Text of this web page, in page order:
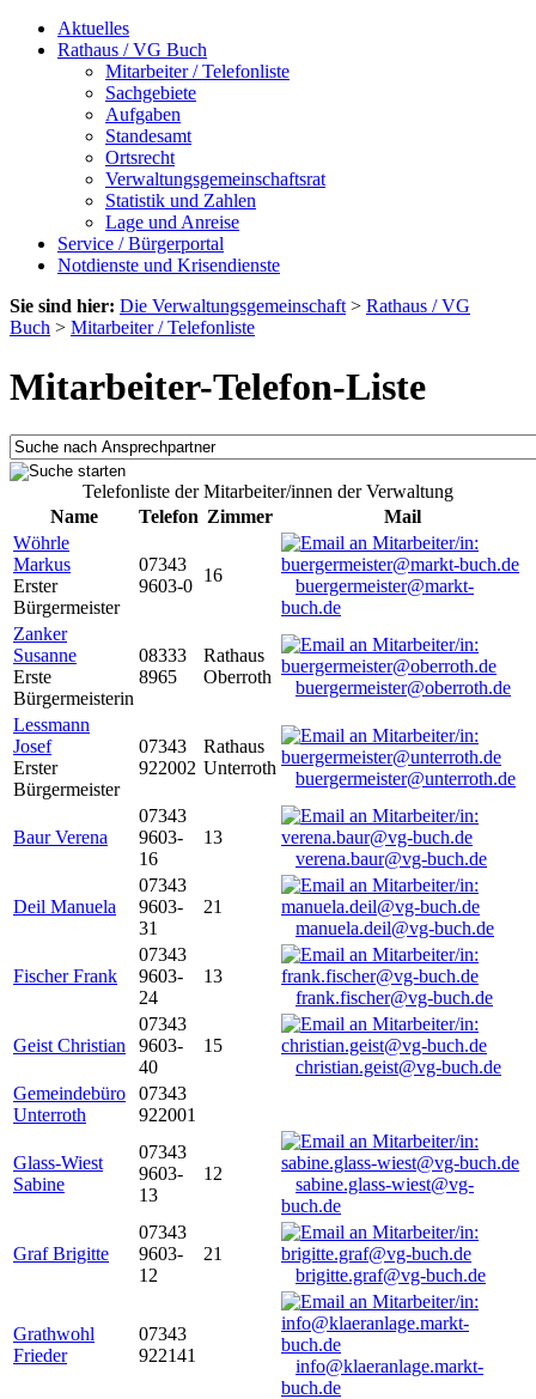
Aktuelles
Rathaus / VG Buch
Mitarbeiter / Telefonliste
Sachgebiete
Aufgaben
Standesamt
Ortsrecht
Verwaltungsgemeinschaftsrat
Statistik und Zahlen
Lage und Anreise
Service / Bürgerportal
Notdienste und Krisendienste
Sie sind hier: Die Verwaltungsgemeinschaft > Rathaus / VG
Buch > Mitarbeiter / Telefonliste
Mitarbeiter-Telefon-Liste
Telefonliste der Mitarbeiter/innen der Verwaltung
Name
Telefon Zimmer
Mail
Wöhrle
Markus
Erster
Bürgermeister
07343
9603-0
16
buergermeister@markt-
buch.de
Zanker
Susanne
Erste
Bürgermeisterin
08333
8965
Rathaus
Oberroth
buergermeister@oberroth.de
Lessmann
Josef
Erster
Bürgermeister
07343
922002
Rathaus
Unterroth
buergermeister@unterroth.de
Baur Verena
07343
9603-
16
13
verena.baur@vg-buch.de
Deil Manuela
07343
9603-
31
21
manuela.deil@vg-buch.de
Fischer Frank
07343
9603-
24
13
frank.fischer@vg-buch.de
Geist Christian
07343
9603-
40
15
christian.geist@vg-buch.de
Gemeindebüro
Unterroth
07343
922001
Glass-Wiest
Sabine
07343
9603-
13
12
sabine.glass-wiest@vg-
buch.de
Graf Brigitte
07343
9603-
12
21
brigitte.graf@vg-buch.de
Grathwohl
Frieder
07343
922141
info@klaeranlage.markt-
buch.de